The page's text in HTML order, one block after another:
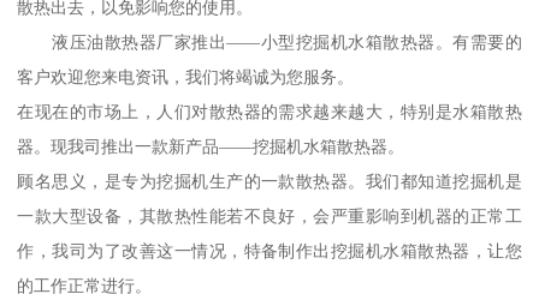
散热出去，以免影响您的使用。
液压油散热器厂家推出——小型挖掘机水箱散热器。有需要的
客户欢迎您来电资讯，我们将竭诚为您服务。
在现在的市场上，人们对散热器的需求越来越大，特别是水箱散热
器。现我司推出一款新产品——挖掘机水箱散热器。
顾名思义，是专为挖掘机生产的一款散热器。我们都知道挖掘机是
一款大型设备，其散热性能若不良好，会严重影响到机器的正常工
作，我司为了改善这一情况，特备制作出挖掘机水箱散热器，让您
的工作正常进行。